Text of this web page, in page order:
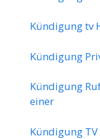
Kündigung tv
Kündigung
Kündigung
einer
Kündigung